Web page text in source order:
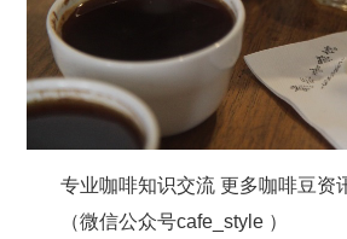
专业咖啡知识交流 更多咖啡豆资
（微信公众号cafe_style ）